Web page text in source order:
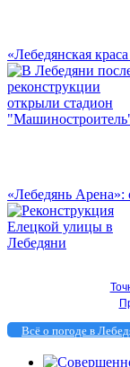
«Лебедянская
«Лебедянь Арена»:
Всё о погоде в